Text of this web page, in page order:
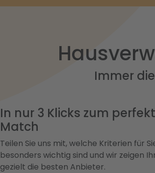
Immer
In nur 3 Klicks zum
Match
Teilen Sie uns mit, welche Kriterien für
besonders wichtig sind und wir zeigen
gezielt die besten Anbieter.